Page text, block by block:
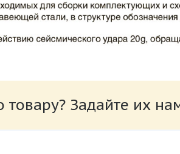
КЛОП-2.pdf
товару? Задайте их